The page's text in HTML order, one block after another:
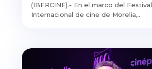
(IBERCINE).- En el marco del Festival
Internacional de cine de Morelia,...